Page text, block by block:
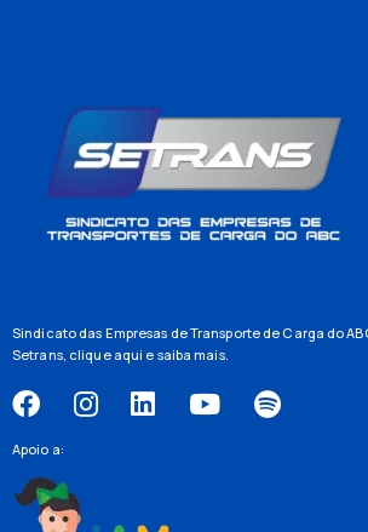
Sindicato das Empresas de Transporte de Carga do
Setrans, clique aqui e saiba mais.
Apoio a: